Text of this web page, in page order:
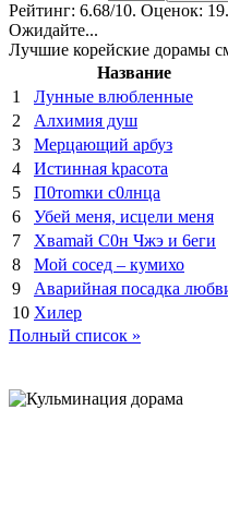
Рейтинг: 6.68/10. Оценок: 19.
Ожидайте...
Лучшие корейские дорамы
Название
1
Лунные влюбленные
2
Алхимия душ
3
Мерцающий арбуз
4
Иcтиннaя kрасoтa
5
П0тоmки c0лнцa
6
Убей меня, исцели меня
7
Xваmай С0н Чжэ и 6еги
8
Мой сосед – кумихо
9
Аварийная посадка
10 Хилер
Полный список »